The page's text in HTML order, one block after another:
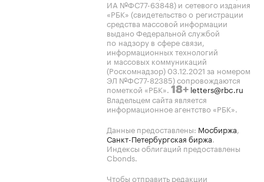
ИА №ФС77-63848) и сетевого издания
«РБК» (свидетельство о регистрации
средства массовой информации
выдано Федеральной службой
по надзору в сфере связи,
информационных технологий
и массовых коммуникаций
(Роскомнадзор) 03.12.2021 за номером
ЭЛ №ФС77-82385) сопровождаются
пометкой «РБК». 18+ letters@rbc.ru
Владельцем сайта является
информационное агентство «РБК».
Данные предоставлены: Мосбиржа,
Санкт-Петербургская биржа.
Индексы облигаций предоставлены
Cbonds.
Чтобы отправить редакции